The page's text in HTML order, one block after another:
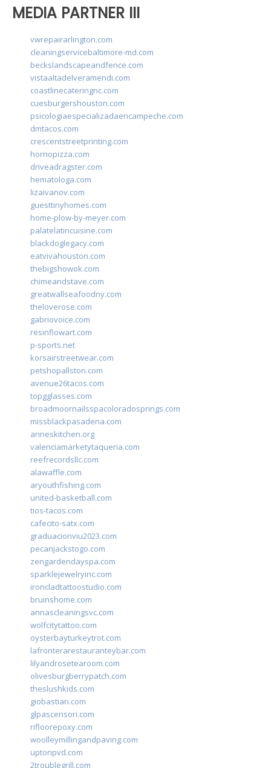
MEDIA PARTNER III
vwrepairarlington.com
cleaningservicebaltimore-md.com
beckslandscapeandfence.com
vistaaltadelveramendi.com
coastlinecateringnc.com
cuesburgershouston.com
psicologiaespecializadaencampeche.com
dmtacos.com
crescentstreetprinting.com
hornopizza.com
driveadragster.com
hematologa.com
lizaivanov.com
guesttinyhomes.com
home-plow-by-meyer.com
palatelatincuisine.com
blackdoglegacy.com
eatvivahouston.com
thebigshowok.com
chimeandstave.com
greatwallseafoodny.com
theloverose.com
gabriovoice.com
resinflowart.com
p-sports.net
korsairstreetwear.com
petshopallston.com
avenue26tacos.com
topgglasses.com
broadmoornailsspacoloradosprings.com
missblackpasadena.com
anneskitchen.org
valenciamarketytaqueria.com
reefrecordsllc.com
alawaffle.com
aryouthfishing.com
united-basketball.com
tios-tacos.com
cafecito-satx.com
graduacionviu2023.com
pecanjackstogo.com
zengardendayspa.com
sparklejewelryinc.com
ironcladtattoostudio.com
bruinshome.com
annascleaningsvc.com
wolfcitytattoo.com
oysterbayturkeytrot.com
lafronterarestauranteybar.com
lilyandrosetearoom.com
olivesburgberrypatch.com
theslushkids.com
giobastian.com
glpascensori.com
rifloorepoxy.com
woolleymillingandpaving.com
uptonpvd.com
2troublegrill.com